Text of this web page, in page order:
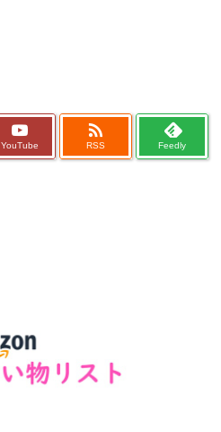
YouTube

RSS Feedly